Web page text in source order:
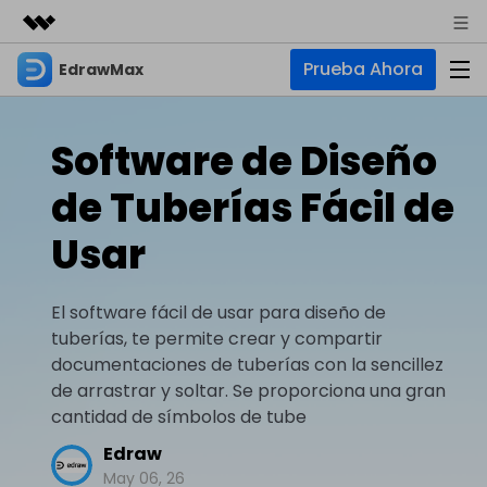
Productos destacados
Utilidades
Resumen
Soluciones
Quiénes somos
Soporte
EdrawMax Prueba Ahora
EdrawMax
Software de diagramas integral
EdrawMax Online
¿Necesitas la versión en línea? Haz clic aquí
EdrawMind
Mapas mentales y lluvia de ideas
Soluciones
Diagrama de flujo
Plano de planta Nuevo
Diagrama P&ID
Diagrama UML
Mapa mental
Diagrama de IA Hot
Diagrama de flujo de IA
PowerPoint de IA
Recursos
Blog
Artículos
Tendencia
Soporte
Descubre cómo aprovechar nuestras herramientas.
Para EdrawMax >
Negocios
Software de Diseño
de Tuberías Fácil de
Usar
El software fácil de usar para diseño de
tuberías, te permite crear y compartir
documentaciones de tuberías con la sencillez
de arrastrar y soltar. Se proporciona una gran
cantidad de símbolos de tube
Edraw
May 06, 26